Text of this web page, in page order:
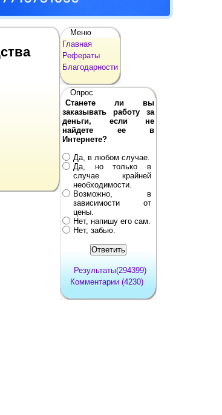
Меню
Главная
Рефераты
Благодарности
Опрос
Станете ли вы
заказывать работу за
деньги, если не
найдете ее в
Интернете?
Да, в любом случае.
Да, но только в
случае крайней
необходимости.
Возможно, в
зависимости от
цены.
Нет, напишу его сам.
Нет, забью.
Результаты(294399)
Комментарии (4230)